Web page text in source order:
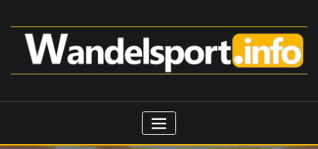
naar
inhoud